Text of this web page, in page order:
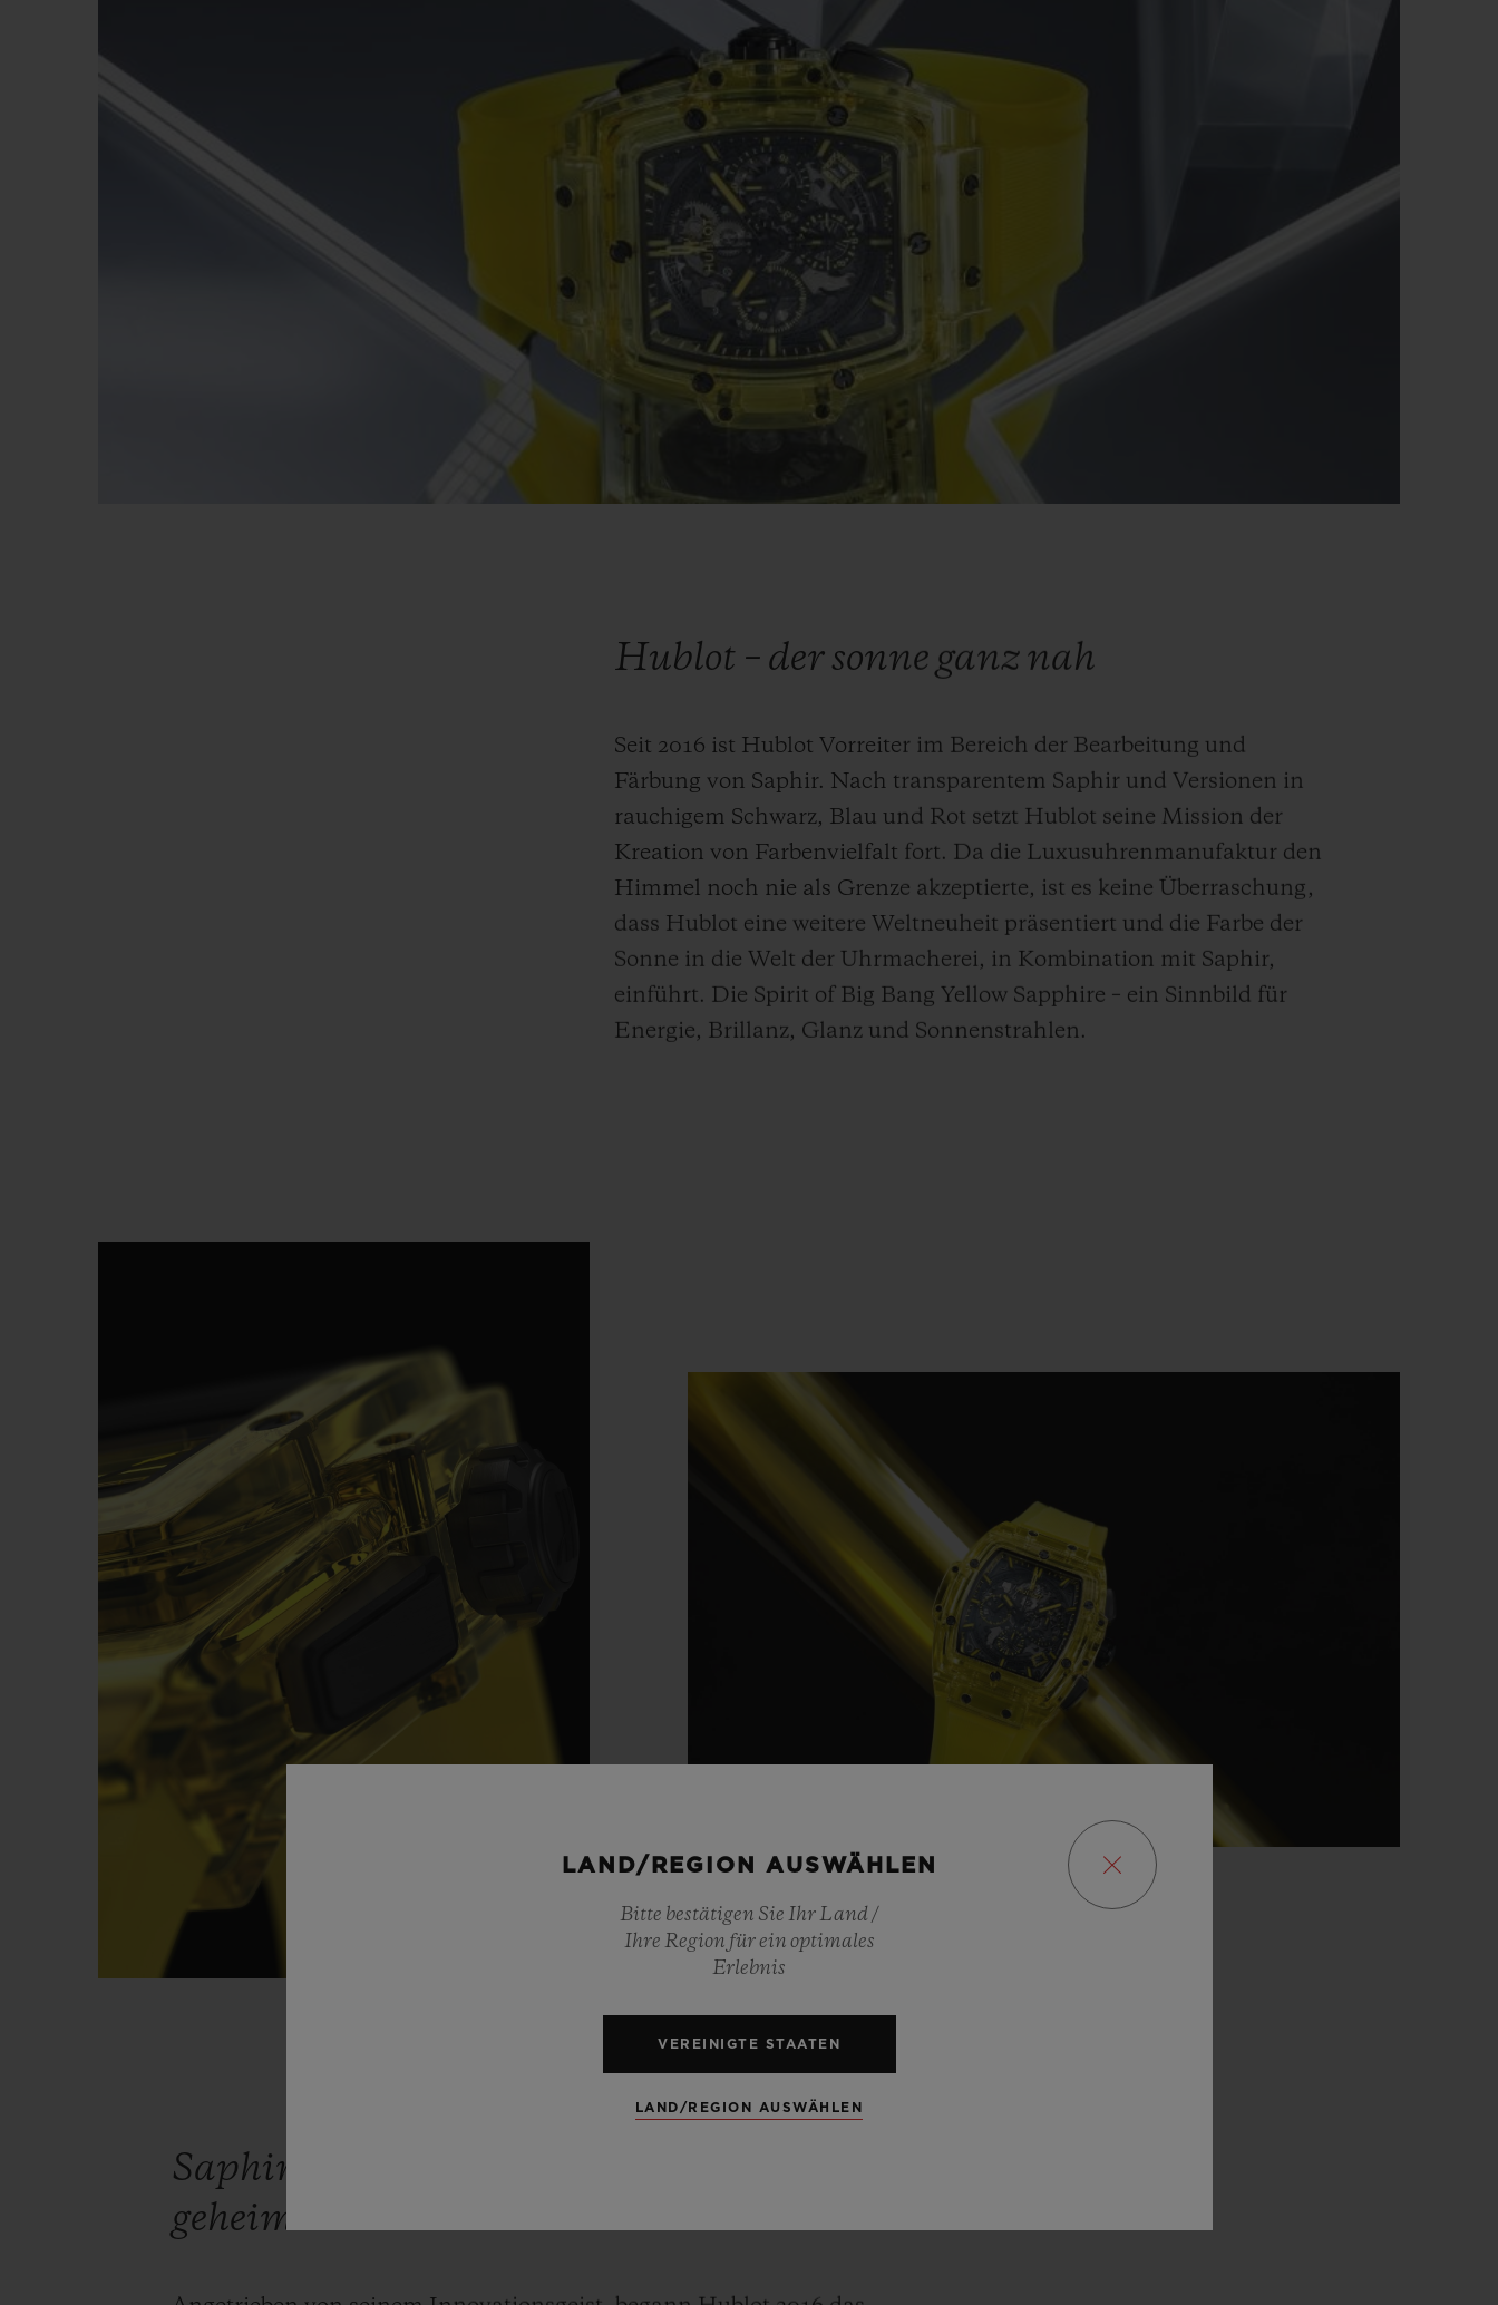
Hublot – der sonne ganz nah
Seit 2016 ist Hublot Vorreiter im Bereich der Bearbeitung und
Färbung von Saphir. Nach transparentem Saphir und Versionen in
rauchigem Schwarz, Blau und Rot setzt Hublot seine Mission der
Kreation von Farbenvielfalt fort. Da die Luxusuhrenmanufaktur den
Himmel noch nie als Grenze akzeptierte, ist es keine Überraschung,
dass Hublot eine weitere Weltneuheit präsentiert und die Farbe der
Sonne in die Welt der Uhrmacherei, in Kombination mit Saphir,
einführt. Die Spirit of Big Bang Yellow Sapphire – ein Sinnbild für
Energie, Brillanz, Glanz und Sonnenstrahlen.
Saphir birgt für Hublot keine
geheimnisse mehr
LAND/REGION AUSWÄHLEN
Bitte bestätigen Sie Ihr Land /
Ihre Region für ein optimales
Erlebnis
VEREINIGTE STAATEN
LAND/REGION AUSWÄHLEN
BIG BANG
PEACH CERAMIC
EXKLUSIV ONLINE
5+5-GARANTIE
HUBLOTISTA UND
GARANTIEVERLÄNGERUNG
VORAUSSICHTLICHE
LIEFERZEIT
GESCHENKBEUTEL
KONTAKT EINE BOUTIQUE FINDEN